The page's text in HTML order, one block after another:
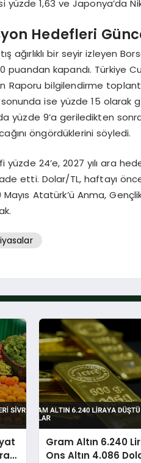
yüzde 1,63 ve Japonya’da
Hedefleri
ağırlıklı bir seyir izleyen
puandan kapandı. Türkiye
Raporu bilgilendirme
sonunda ise yüzde 15
yüzde 9’a geriledikten
öngördüklerini söyledi.
yüzde 24’e, 2027 yılı ara
etti. Dolar/TL, haftayı
Atatürk’ü Anma,
Gram Altın 6.240
Ons Altın 4.086